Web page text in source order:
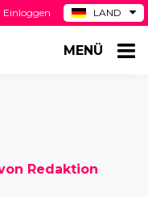
LAND
ES
Einloggen
MENÜ
Redaktion